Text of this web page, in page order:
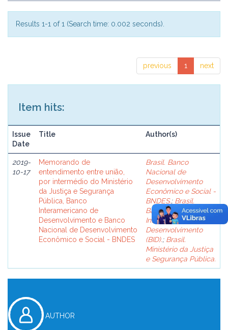
Results 1-1 of 1 (Search time: 0.002 seconds).
previous 1 next
Item hits:
Issue
Date
Title Author(s)
2019-
10-17
Memorando de
entendimento entre união,
por intermédio do Ministério
da Justiça e Segurança
Pública, Banco
Interamericano de
Desenvolvimento e Banco
Nacional de Desenvolvimento
Econômico e Social - BNDES
Brasil. Banco
Nacional de
Desenvolvimento
Econômico e Social -
BNDES.; Brasil.
Banco
Interamericano de
Desenvolvimento
(BID).; Brasil.
Ministério da Justiça
e Segurança Pública.
AUTHOR